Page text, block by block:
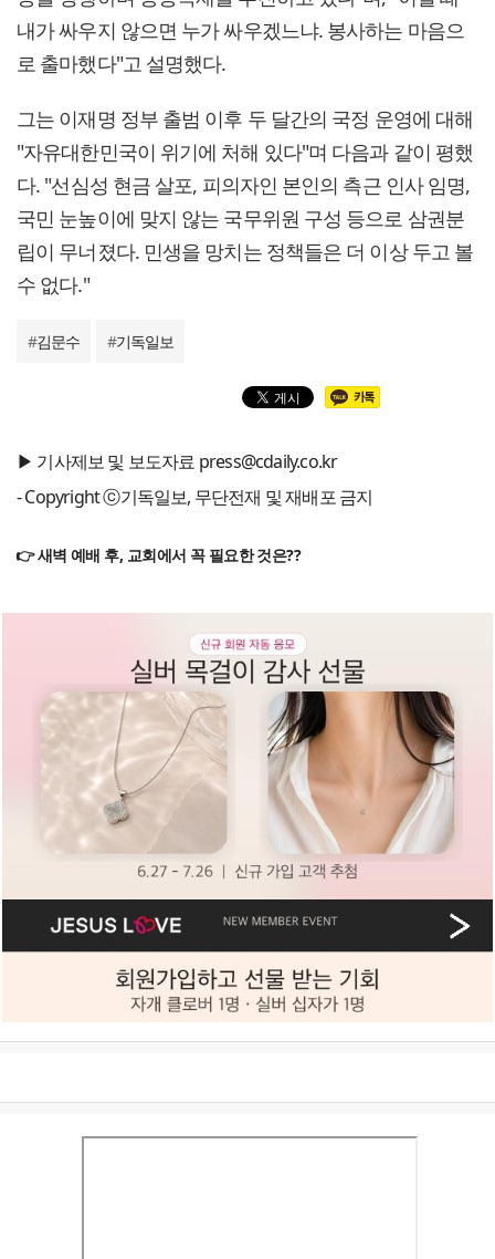
내가 싸우지 않으면 누가 싸우겠느냐. 봉사하는 마음으
로 출마했다"고 설명했다.
그는 이재명 정부 출범 이후 두 달간의 국정 운영에 대해
"자유대한민국이 위기에 처해 있다"며 다음과 같이 평했
다. "선심성 현금 살포, 피의자인 본인의 측근 인사 임명,
국민 눈높이에 맞지 않는 국무위원 구성 등으로 삼권분
립이 무너졌다. 민생을 망치는 정책들은 더 이상 두고 볼
수 없다."
#김문수 #기독일보
▶ 기사제보 및 보도자료 press@cdaily.co.kr
- Copyright ⓒ기독일보, 무단전재 및 재배포 금지
👉 새벽 예배 후, 교회에서 꼭 필요한 것은??